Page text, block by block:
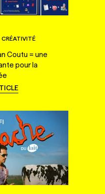
Coutu = une
pour la